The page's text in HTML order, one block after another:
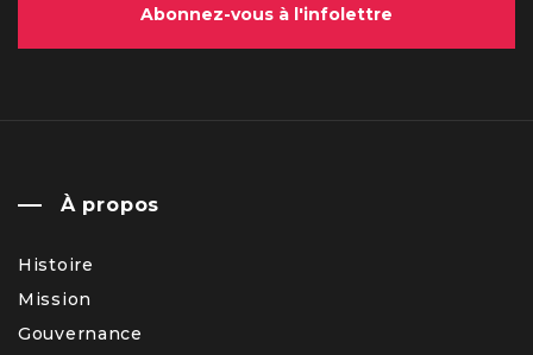
Abonnez-vous à l'infolettre
À propos
Histoire
Mission
Gouvernance